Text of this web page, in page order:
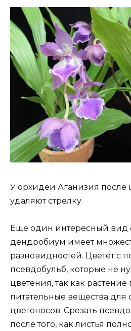
У орхидеи Аганизия после
удаляют стрелку
Еще один интересный
дендробиум имеет
разновидностей. Цветет с
псевдобульб, которые не
цветения, так как растение
питательные вещества для
цветоносов. Срезать
после того, как листья